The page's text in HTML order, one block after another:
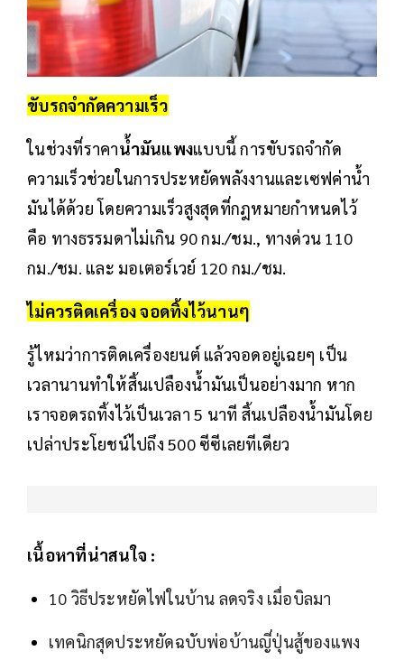
ขับรถจำกัดความเร็ว
ในช่วงที่ราคาน้ำมันแพงแบบนี้ การขับรถจำกัด
ความเร็วช่วยในการประหยัดพลังงานและเซฟค่าน้ำ
มันได้ด้วย โดยความเร็วสูงสุดที่กฎหมายกำหนดไว้
คือ ทางธรรมดาไม่เกิน 90 กม./ชม., ทางด่วน 110
กม./ชม. และ มอเตอร์เวย์ 120 กม./ชม.
ไม่ควรติดเครื่อง จอดทิ้งไว้นานๆ
รู้ไหมว่าการติดเครื่องยนต์ แล้วจอดอยู่เฉยๆ เป็น
เวลานานทำให้สิ้นเปลืองน้ำมันเป็นอย่างมาก หาก
เราจอดรถทิ้งไว้เป็นเวลา 5 นาที สิ้นเปลืองน้ำมันโดย
เปล่าประโยชน์ไปถึง 500 ซีซีเลยทีเดียว
เนื้อหาที่น่าสนใจ :
10 วิธีประหยัดไฟในบ้าน ลดจริง เมื่อบิลมา
เทคนิกสุดประหยัดฉบับพ่อบ้านญี่ปุ่นสู้ของแพง